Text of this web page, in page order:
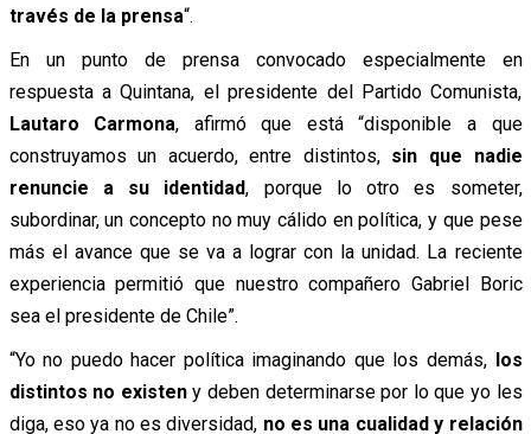
través de la prensa“.
En un punto de prensa convocado especialmente en
respuesta a Quintana, el presidente del Partido Comunista,
Lautaro Carmona, afirmó que está “disponible a que
construyamos un acuerdo, entre distintos, sin que nadie
renuncie a su identidad, porque lo otro es someter,
subordinar, un concepto no muy cálido en política, y que pese
más el avance que se va a lograr con la unidad. La reciente
experiencia permitió que nuestro compañero Gabriel Boric
sea el presidente de Chile”.
“Yo no puedo hacer política imaginando que los demás, los
distintos no existeny deben determinarse por lo que yo les
diga, eso ya no es diversidad, no es una cualidad y relación